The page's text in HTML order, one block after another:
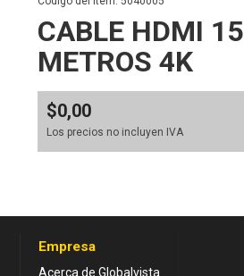
CABLE HDMI 15
METROS 4K
$0,00
Los precios no incluyen IVA
Empresa
Acerca de Globalvista